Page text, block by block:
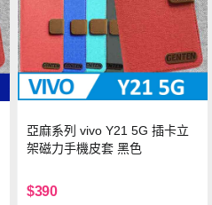
亞麻系列 vivo Y21 5G 插卡立
架磁力手機皮套 黑色
$390